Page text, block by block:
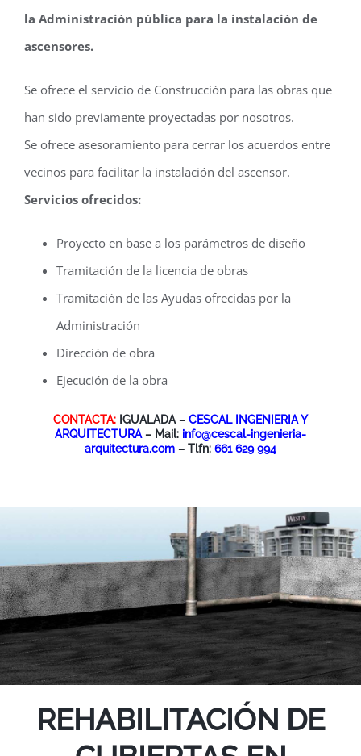
la Administración pública para la instalación de
ascensores.
Se ofrece el servicio de Construcción para las obras que
han sido previamente proyectadas por nosotros.
Se ofrece asesoramiento para cerrar los acuerdos entre
vecinos para facilitar la instalación del ascensor.
Servicios ofrecidos:
Proyecto en base a los parámetros de diseño
Tramitación de la licencia de obras
Tramitación de las Ayudas ofrecidas por la
Administración
Dirección de obra
Ejecución de la obra
CONTACTA: IGUALADA – CESCAL INGENIERIA Y
ARQUITECTURA– Mail: info@cescal-ingenieria-
arquitectura.com – Tlfn: 661 629 994
REHABILITACIÓN DE